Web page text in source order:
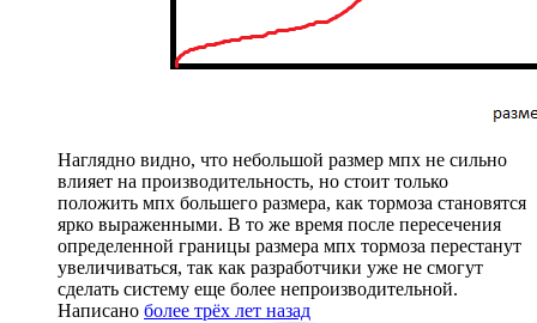
Наглядно видно, что небольшой размер мпх не сильно
влияет на производительность, но стоит только
положить мпх большего размера, как тормоза становятся
ярко выраженными. В то же время после пересечения
определенной границы размера мпх тормоза перестанут
увеличиваться, так как разработчики уже не смогут
сделать систему еще более непроизводительной.
Написано более трёх лет назад